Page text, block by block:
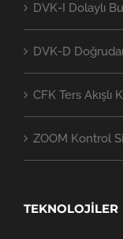
DVK-I Dolaylı
DVK-D
CFK Ters Akışlı
ZOOM Kontrol
TEKNOLOJİLER